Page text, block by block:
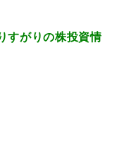
すがりの株投資情